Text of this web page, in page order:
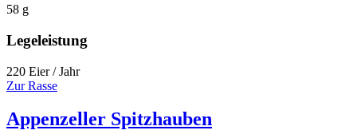
58 g
Legeleistung
220 Eier / Jahr
Zur Rasse
Appenzeller Spitzhauben